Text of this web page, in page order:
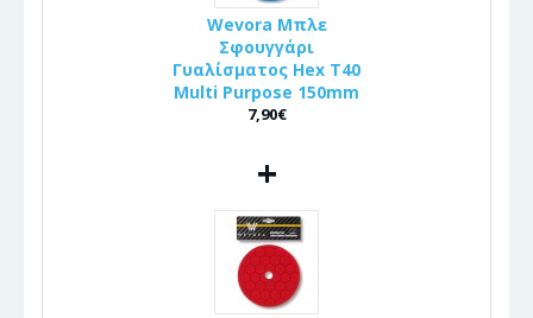
Wevora Μπλε
Σφουγγάρι
Γυαλίσματος Hex T40
Multi Purpose 150mm
7,90€
+